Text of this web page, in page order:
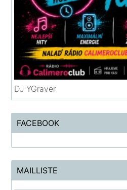
DJ YGraver
FACEBOOK
MAILLISTE